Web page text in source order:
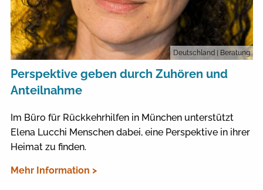
Deutschland | Beratung
Perspektive geben durch Zuhören und
Anteilnahme
Im Büro für Rückkehrhilfen in München unterstützt
Elena Lucchi Menschen dabei, eine Perspektive in ihrer
Heimat zu finden.
Mehr Information >